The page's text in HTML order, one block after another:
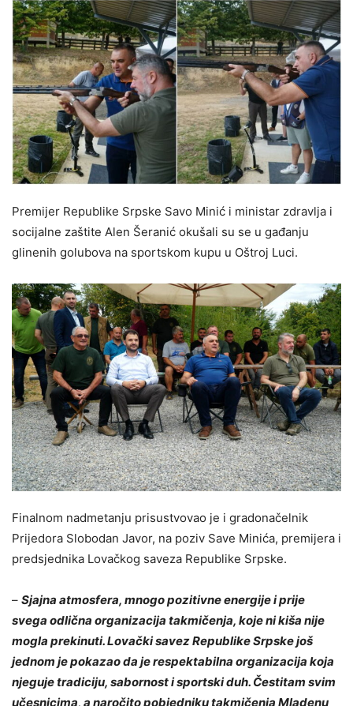
Premijer Republike Srpske Savo Minić i ministar zdravlja i
socijalne zaštite Alen Šeranić okušali su se u gađanju
glinenih golubova na sportskom kupu u Oštroj Luci.
Finalnom nadmetanju prisustvovao je i gradonačelnik
Prijedora Slobodan Javor, na poziv Save Minića, premijera i
predsjednika Lovačkog saveza Republike Srpske.
– Sjajna atmosfera, mnogo pozitivne energije i prije
svega odlična organizacija takmičenja, koje ni kiša nije
mogla prekinuti. Lovački savez Republike Srpske još
jednom je pokazao da je respektabilna organizacija koja
njeguje tradiciju, sabornost i sportski duh. Čestitam svim
učesnicima, a naročito pobjedniku takmičenja Mladenu